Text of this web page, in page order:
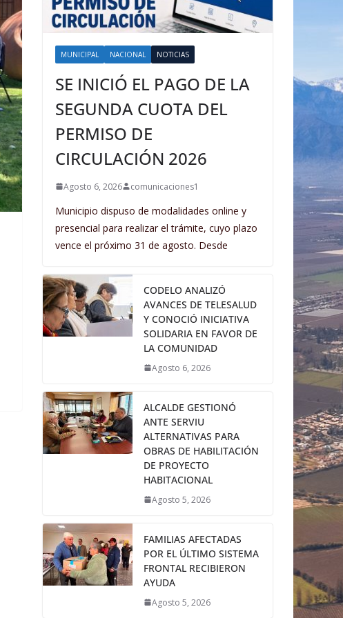
MUNICIPAL NACIONAL NOTICIAS
SE INICIÓ EL PAGO DE LA
SEGUNDA CUOTA DEL
PERMISO DE
CIRCULACIÓN 2026
Agosto 6, 2026 comunicaciones1
Municipio dispuso de modalidades online y
presencial para realizar el trámite, cuyo plazo
vence el próximo 31 de agosto. Desde
CODELO ANALIZÓ
AVANCES DE TELESALUD
Y CONOCIÓ INICIATIVA
SOLIDARIA EN FAVOR DE
LA COMUNIDAD
Agosto 6, 2026
ALCALDE GESTIONÓ
ANTE SERVIU
ALTERNATIVAS PARA
OBRAS DE HABILITACIÓN
DE PROYECTO
HABITACIONAL
Agosto 5, 2026
FAMILIAS AFECTADAS
POR EL ÚLTIMO SISTEMA
FRONTAL RECIBIERON
AYUDA
Agosto 5, 2026